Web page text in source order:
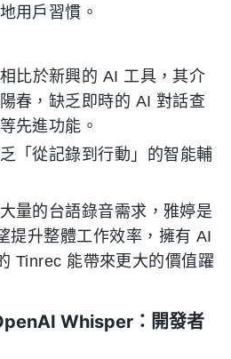
用戶習慣。
相比於新興的 AI 工具，其介
春，缺乏即時的 AI 對話查
先進功能。
「從記錄到行動」的智能輔
量的台語錄音需求，雅婷是
提升整體工作效率，擁有 AI
Tinrec 能帶來更大的價值躍
Whisper：開發者